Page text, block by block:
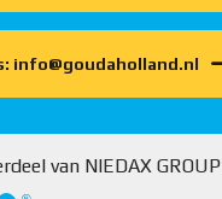
info@goudaholland.nl
van NIEDAX GROUP